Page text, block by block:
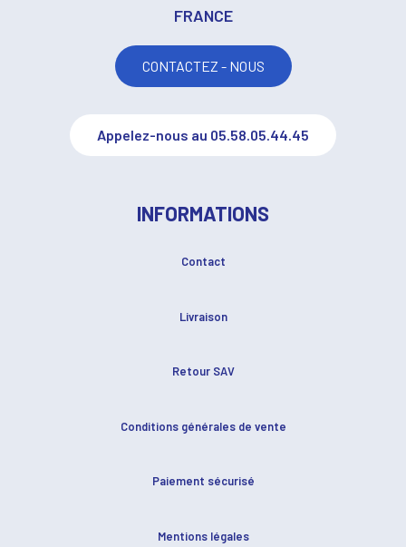
FRANCE
CONTACTEZ - NOUS
Appelez-nous au 05.58.05.44.45
INFORMATIONS
Contact
Livraison
Retour SAV
Conditions générales de vente
Paiement sécurisé
Mentions légales